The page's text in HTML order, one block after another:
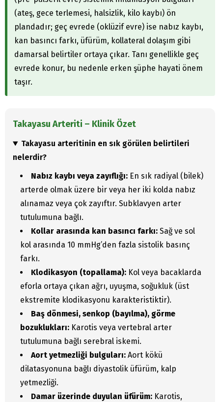
(ateş, gece terlemesi, halsizlik, kilo kaybı) ön
plandadır; geç evrede (oklüzif evre) ise nabız kaybı,
kan basıncı farkı, üfürüm, kollateral dolaşım gibi
damarsal belirtiler ortaya çıkar. Tanı genellikle geç
evrede konur, bu nedenle erken şüphe hayati önem
taşır.
Takayasu Arteriti – Klinik Özet
Takayasu arteritinin en sık görülen belirtileri
nelerdir?
Nabız kaybı veya zayıflığı: En sık radiyal (bilek)
arterde olmak üzere bir veya her iki kolda nabız
alınamaz veya çok zayıftır. Subklavyen arter
tutulumuna bağlı.
Kollar arasında kan basıncı farkı: Sağ ve sol
kol arasında 10 mmHg’den fazla sistolik basınç
farkı.
Klodikasyon (topallama): Kol veya bacaklarda
eforla ortaya çıkan ağrı, uyuşma, soğukluk (üst
ekstremite klodikasyonu karakteristiktir).
Baş dönmesi, senkop (bayılma), görme
bozuklukları: Karotis veya vertebral arter
tutulumuna bağlı serebral iskemi.
Aort yetmezliği bulguları: Aort kökü
dilatasyonuna bağlı diyastolik üfürüm, kalp
yetmezliği.
Damar üzerinde duyulan üfürüm: Karotis,